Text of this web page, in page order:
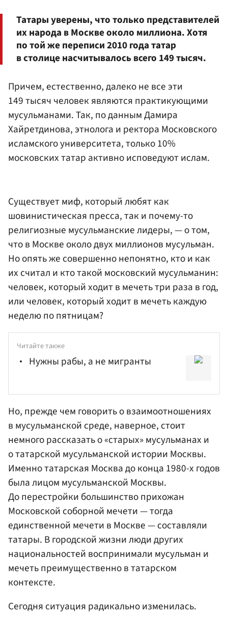
Татары уверены, что только представителей
их народа в Москве около миллиона. Хотя
по той же переписи 2010 года татар
в столице насчитывалось всего 149 тысяч.
Причем, естественно, далеко не все эти
149 тысяч человек являются практикующими
мусульманами. Так, по данным Дамира
Хайретдинова, этнолога и ректора Московского
исламского университета, только 10%
московских татар активно исповедуют ислам.
Существует миф, который любят как
шовинистическая пресса, так и почему-то
религиозные мусульманские лидеры, — о том,
что в Москве около двух миллионов мусульман.
Но опять же совершенно непонятно, кто и как
их считал и кто такой московский мусульманин:
человек, который ходит в мечеть три раза в год,
или человек, который ходит в мечеть каждую
неделю по пятницам?
Читайте также
Нужны рабы, а не мигранты
Но, прежде чем говорить о взаимоотношениях
в мусульманской среде, наверное, стоит
немного рассказать о «старых» мусульманах и
о татарской мусульманской истории Москвы.
Именно татарская Москва до конца 1980-х годов
была лицом мусульманской Москвы.
До перестройки большинство прихожан
Московской соборной мечети — тогда
единственной мечети в Москве — составляли
татары. В городской жизни люди других
национальностей воспринимали мусульман и
мечеть преимущественно в татарском
контексте.
Сегодня ситуация радикально изменилась.